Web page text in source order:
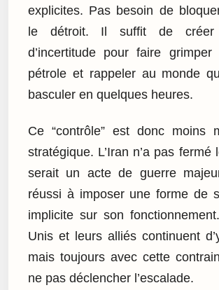
explicites. Pas besoin de
le détroit. Il suffit de créer
d’incertitude pour faire
pétrole et rappeler au monde
basculer en quelques heures.
Ce “contrôle” est donc moins
stratégique. L’Iran n’a pas fermé
serait un acte de guerre
réussi à imposer une forme de
implicite sur son
Unis et leurs alliés continuent
mais toujours avec cette
ne pas déclencher l’escalade.